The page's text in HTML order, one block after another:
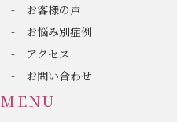
お客様の声
お悩み別症例
アクセス
お問い合わせ
MENU